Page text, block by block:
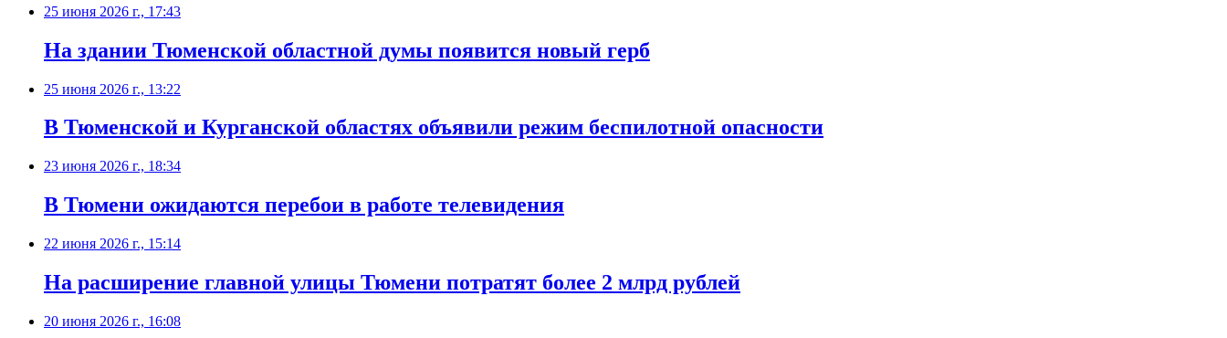
25 июня 2026 г., 17:43
На здании Тюменской областной думы появится новый герб
25 июня 2026 г., 13:22
В Тюменской и Курганской областях объявили режим беспилотной опасности
23 июня 2026 г., 18:34
В Тюмени ожидаются перебои в работе телевидения
22 июня 2026 г., 15:14
На расширение главной улицы Тюмени потратят более 2 млрд рублей
20 июня 2026 г., 16:08